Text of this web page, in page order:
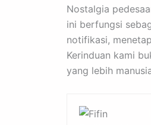
Nostalgia
ini berfungsi
notifikasi,
Kerinduan kami
yang lebih